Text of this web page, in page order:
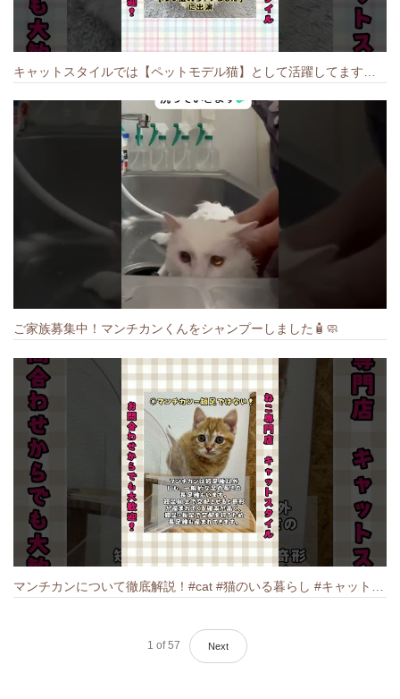
ご家族募集中！マンチカンくんをシャンプーしました🧴🧼
1 of 57 Next